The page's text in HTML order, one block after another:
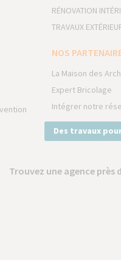
RÉNOVATION
TRAVAUX
NOS
La Maison des
Expert Bricolage
Intégrer notre
Des travaux
Trouvez une agence près